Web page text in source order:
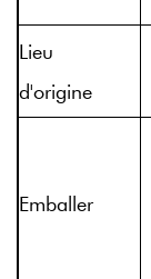
Lieu
d'origine
Emballer